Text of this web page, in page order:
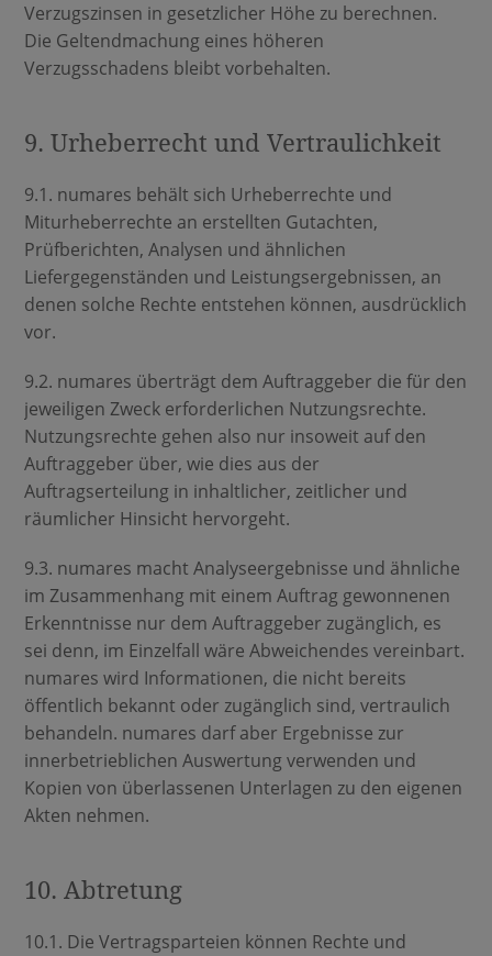
Verzugszinsen in gesetzlicher Höhe zu berechnen.
Die Geltendmachung eines höheren
Verzugsschadens bleibt vorbehalten.
9. Urheberrecht und Vertraulichkeit
9.1. numares behält sich Urheberrechte und
Miturheberrechte an erstellten Gutachten,
Prüfberichten, Analysen und ähnlichen
Liefergegenständen und Leistungsergebnissen, an
denen solche Rechte entstehen können, ausdrücklich
vor.
9.2. numares überträgt dem Auftraggeber die für den
jeweiligen Zweck erforderlichen Nutzungsrechte.
Nutzungsrechte gehen also nur insoweit auf den
Auftraggeber über, wie dies aus der
Auftragserteilung in inhaltlicher, zeitlicher und
räumlicher Hinsicht hervorgeht.
9.3. numares macht Analyseergebnisse und ähnliche
im Zusammenhang mit einem Auftrag gewonnenen
Erkenntnisse nur dem Auftraggeber zugänglich, es
sei denn, im Einzelfall wäre Abweichendes vereinbart.
numares wird Informationen, die nicht bereits
öffentlich bekannt oder zugänglich sind, vertraulich
behandeln. numares darf aber Ergebnisse zur
innerbetrieblichen Auswertung verwenden und
Kopien von überlassenen Unterlagen zu den eigenen
Akten nehmen.
10. Abtretung
10.1. Die Vertragsparteien können Rechte und